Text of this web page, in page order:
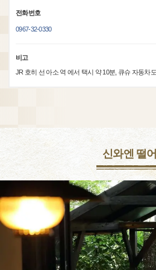
전화번호
0967-32-0330
비고
JR 호히 선 아소 역 에서 택시 약 10분, 큐슈 자동차
신와엔 떨